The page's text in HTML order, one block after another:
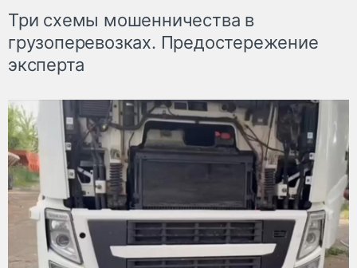
Три схемы мошенничества в
грузоперевозках. Предостережение
эксперта